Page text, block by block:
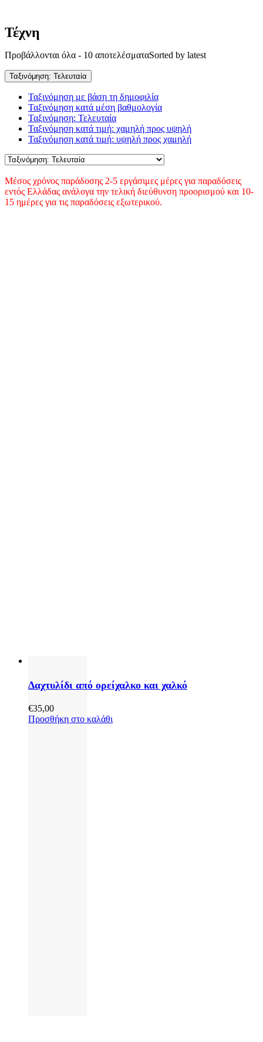
Τέχνη
Προβάλλονται όλα - 10 αποτελέσματαSorted by latest
Ταξινόμηση: Τελευταία
Ταξινόμηση με βάση τη δημοφιλία
Ταξινόμηση κατά μέση βαθμολογία
Ταξινόμηση: Τελευταία
Ταξινόμηση κατά τιμή: χαμηλή προς υψηλή
Ταξινόμηση κατά τιμή: υψηλή προς χαμηλή
Μέσος χρόνος παράδοσης 2-5 εργάσιμες μέρες για παραδόσεις
εντός Ελλάδας ανάλογα την τελική διεύθυνση προορισμού και 10-
15 ημέρες για τις παραδόσεις εξωτερικού.
Δαχτυλίδι από ορείχαλκο και χαλκό
€35,00
Προσθήκη στο καλάθι